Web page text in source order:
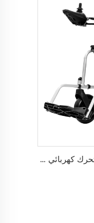
BC-ES6001C سعر رخيص كرسي متحرك كهربائي قابل للطي وسهل الحمل